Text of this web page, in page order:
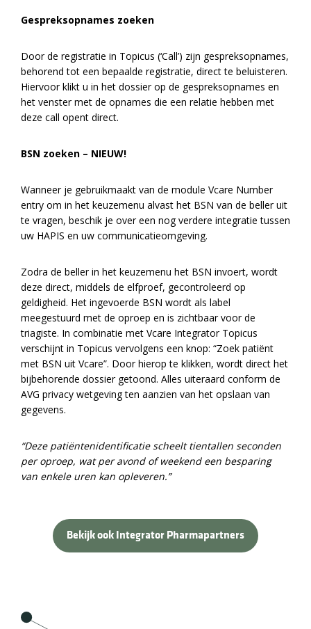
Gespreksopnames zoeken
Door de registratie in Topicus (‘Call’) zijn gespreksopnames,
behorend tot een bepaalde registratie, direct te beluisteren.
Hiervoor klikt u in het dossier op de gespreksopnames en
het venster met de opnames die een relatie hebben met
deze call opent direct.
BSN zoeken – NIEUW!
Wanneer je gebruikmaakt van de module Vcare Number
entry om in het keuzemenu alvast het BSN van de beller uit
te vragen, beschik je over een nog verdere integratie tussen
uw HAPIS en uw communicatieomgeving.
Zodra de beller in het keuzemenu het BSN invoert, wordt
deze direct, middels de elfproef, gecontroleerd op
geldigheid. Het ingevoerde BSN wordt als label
meegestuurd met de oproep en is zichtbaar voor de
triagiste. In combinatie met Vcare Integrator Topicus
verschijnt in Topicus vervolgens een knop: “Zoek patiënt
met BSN uit Vcare”. Door hierop te klikken, wordt direct het
bijbehorende dossier getoond. Alles uiteraard conform de
AVG privacy wetgeving ten aanzien van het opslaan van
gegevens.
“Deze patiëntenidentificatie scheelt tientallen seconden
per oproep, wat per avond of weekend een besparing
van enkele uren kan opleveren.”
Bekijk ook Integrator Pharmapartners